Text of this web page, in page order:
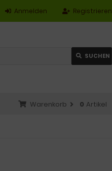
Registrieren
Anmelden
SUCHEN
Warenkorb 0 Artikel